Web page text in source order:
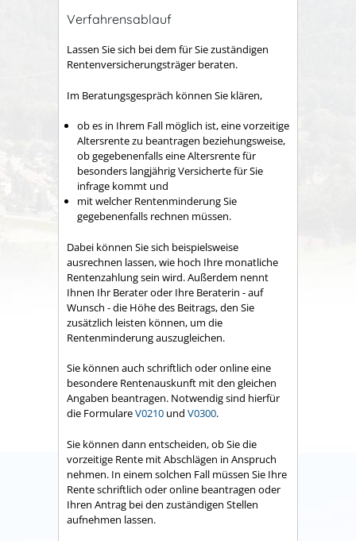
Verfahrensablauf
Lassen Sie sich bei dem für Sie zuständigen
Rentenversicherungsträger beraten.
Im Beratungsgespräch können Sie klären,
ob es in Ihrem Fall möglich ist, eine vorzeitige
Altersrente zu beantragen beziehungsweise,
ob gegebenenfalls eine Altersrente für
besonders langjährig Versicherte für Sie
infrage kommt und
mit welcher Rentenminderung Sie
gegebenenfalls rechnen müssen.
Dabei können Sie sich beispielsweise
ausrechnen lassen, wie hoch Ihre monatliche
Rentenzahlung sein wird. Außerdem nennt
Ihnen Ihr Berater oder Ihre Beraterin - auf
Wunsch - die Höhe des Beitrags, den Sie
zusätzlich leisten können, um die
Rentenminderung auszugleichen.
Sie können auch schriftlich oder online eine
besondere Rentenauskunft mit den gleichen
Angaben beantragen. Notwendig sind hierfür
die FormulareV0210 und V0300.
Sie können dann entscheiden, ob Sie die
vorzeitige Rente mit Abschlägen in Anspruch
nehmen. In einem solchen Fall müssen Sie Ihre
Rente schriftlich oder online beantragen oder
Ihren Antrag bei den zuständigen Stellen
aufnehmen lassen.